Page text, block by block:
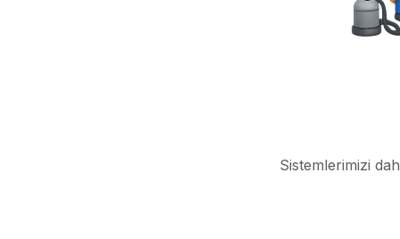
Sistemlerimizi